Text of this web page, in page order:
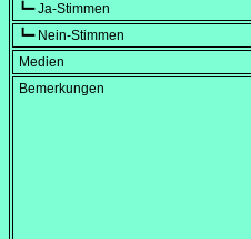
┗━ Ja-Stimmen
┗━ Nein-Stimmen
Medien
Bemerkungen